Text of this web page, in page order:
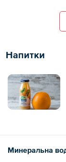
Напитки
Минеральна